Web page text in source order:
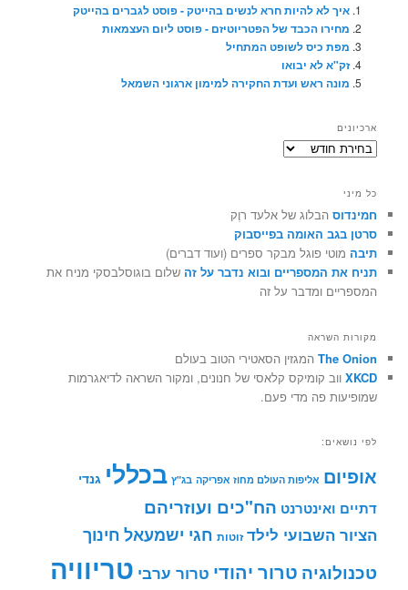
איך לא להיות חרא לנשים בהייטק - פוסט לגברים בהייטק
מחירו הכבד של הפטריוטיזם - פוסט ליום העצמאות
מפת כיס לשופט המתחיל
זק"א לא יבואו
מונה ראש ועדת החקירה למימון ארגוני השמאל
ארכיונים
ארכיונים
כל מיני
חמינדוס הבלוג של אלעד רוֶק
סרטן בגב האומה בפייסבוק
תיבה מוטי פוגל מבקר ספרים (ועוד דברים)
תניח את המספריים ובוא נדבר על זה שלום בוגוסלבסקי מניח את
המספריים ומדבר על זה
מקורות השראה
The Onion המגזין הסאטירי הטוב בעולם
XKCD ווב קומיקס קלאסי של חנונים, ומקור השראה לדיאגרמות
שמופיעות פה מדי פעם.
לפי נושאים:
אופיום אליפות העולם מחוז אפריקה בג"ץ בכללי גנדי
דתיים ואינטרנט הח"כים ועוזריהם
הציור השבועי לילד זוטות חגי ישמעאל חינוך
טכנולוגיה טרור יהודי טרור ערבי טריוויה